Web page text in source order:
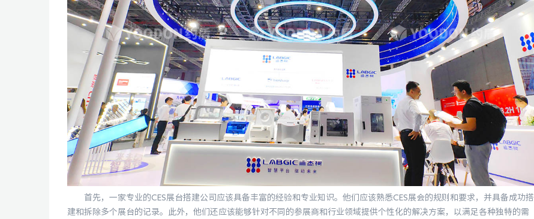
首先，一家专业的CES展台搭建公司应该具备丰富的经验和专业知识。他们应该熟悉CES展会的规则和要求，并具备成功搭
建和拆除多个展台的记录。此外，他们还应该能够针对不同的参展商和行业领域提供个性化的解决方案，以满足各种独特的需